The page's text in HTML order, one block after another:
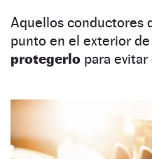
Aquellos conductores
punto en el exterior
protegerlo para